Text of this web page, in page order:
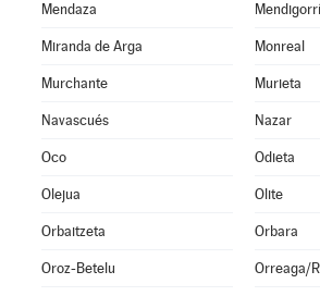
Mendaza
Miranda de Arga Monreal
Murchante Murieta
Navascués Nazar
Oco Odieta
Olejua Olite
Orbaitzeta Orbara
Oroz-Betelu Orreaga/